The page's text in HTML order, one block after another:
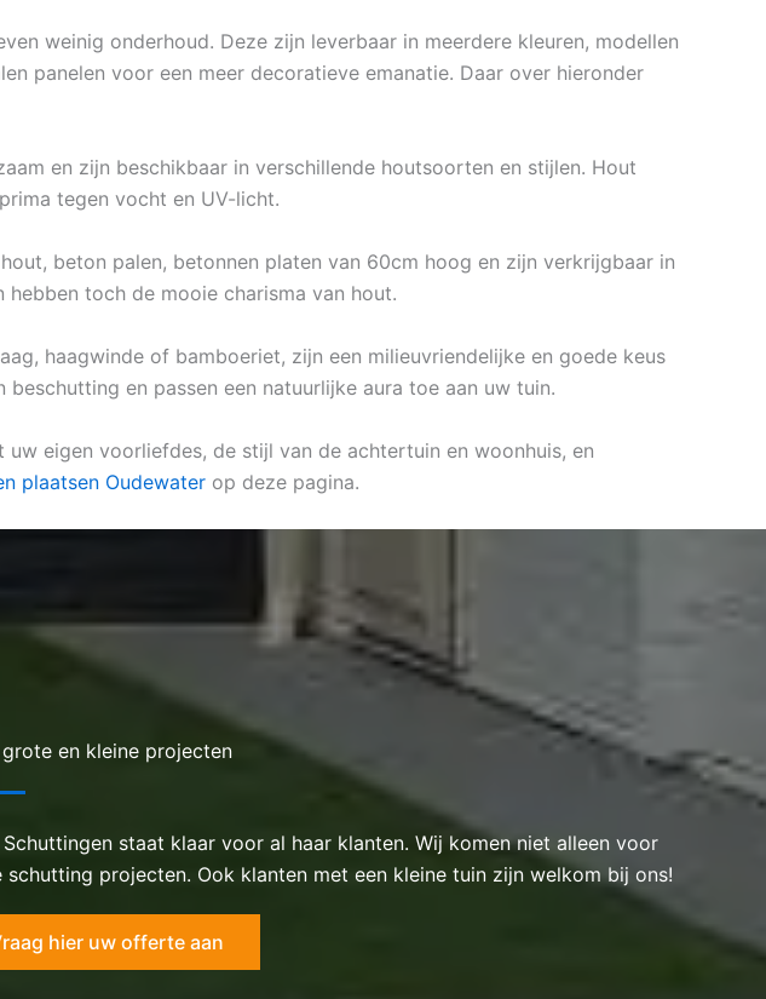
weinig onderhoud. Deze zijn leverbaar in meerdere kleuren, modellen
panelen voor een meer decoratieve emanatie. Daar over hieronder
en zijn beschikbaar in verschillende houtsoorten en stijlen. Hout
tegen vocht en UV-licht.
beton palen, betonnen platen van 60cm hoog en zijn verkrijgbaar in
toch de mooie charisma van hout.
haagwinde of bamboeriet, zijn een milieuvriendelijke en goede keus
en passen een natuurlijke aura toe aan uw tuin.
eigen voorliefdes, de stijl van de achtertuin en woonhuis, en
plaatsen Oudewater op deze pagina.
en kleine projecten
Schuttingen staat klaar voor al haar klanten. Wij komen niet alleen voor
schutting projecten. Ook klanten met een kleine tuin zijn welkom bij ons!
hier uw offerte aan